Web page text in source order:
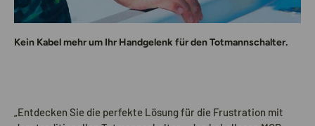
Kein Kabel mehr um Ihr Handgelenk für den Totmannschalter.
„Entdecken Sie die perfekte Lösung für die Frustration mit